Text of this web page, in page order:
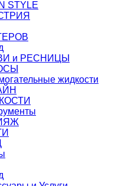
и РЕСНИЦЫ
жидкости